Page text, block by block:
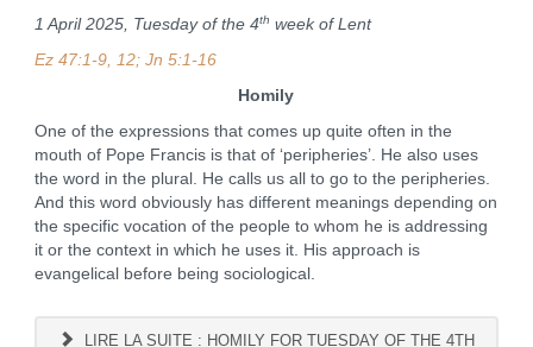
1 April 2025, Tuesday of the 4th week of Lent
Ez 47:1-9, 12; Jn 5:1-16
Homily
One of the expressions that comes up quite often in the
mouth of Pope Francis is that of ‘peripheries’. He also uses
the word in the plural. He calls us all to go to the peripheries.
And this word obviously has different meanings depending on
the specific vocation of the people to whom he is addressing
it or the context in which he uses it. His approach is
evangelical before being sociological.
LIRE LA SUITE : HOMILY FOR TUESDAY OF THE 4TH